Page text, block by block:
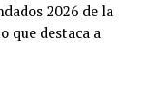
2026 de la
que destaca a